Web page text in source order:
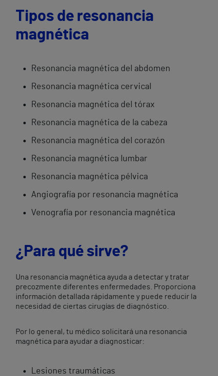
Tipos de resonancia
magnética
Resonancia magnética del abdomen
Resonancia magnética cervical
Resonancia magnética del tórax
Resonancia magnética de la cabeza
Resonancia magnética del corazón
Resonancia magnética lumbar
Resonancia magnética pélvica
Angiografía por resonancia magnética
Venografía por resonancia magnética
¿Para qué sirve?
Una resonancia magnética ayuda a detectar y tratar
precozmente diferentes enfermedades. Proporciona
información detallada rápidamente y puede reducir la
necesidad de ciertas cirugías de diagnóstico.
Por lo general, tu médico solicitará una resonancia
magnética para ayudar a diagnosticar:
Lesiones traumáticas